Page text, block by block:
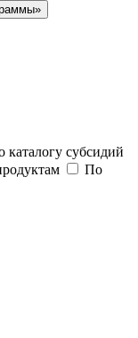
каталогу субсидий
По